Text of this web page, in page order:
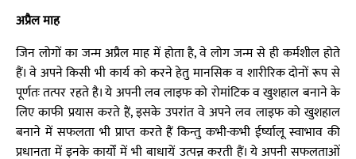
अप्रैल माह
जिन लोगों का जन्म अप्रैल माह में होता है, वे लोग जन्म से ही कर्मशील होते
हैं। वे अपने किसी भी कार्य को करने हेतु मानसिक व शारीरिक दोनों रूप से
पूर्णतः तत्पर रहते है। ये अपनी लव लाइफ को रोमांटिक व खुशहाल बनाने के
लिए काफी प्रयास करते हैं, इसके उपरांत वे अपने लव लाइफ को खुशहाल
बनाने में सफलता भी प्राप्त करते हैं किन्तु कभी-कभी ईर्ष्यालू स्वाभाव की
प्रधानता में इनके कार्यों में भी बाधायें उत्पन्न करती हैं। ये अपनी सफलताओं